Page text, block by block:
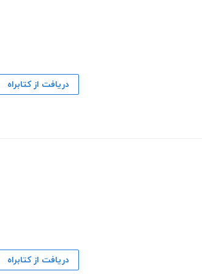
دریافت از کتابراه
دریافت از کتابراه